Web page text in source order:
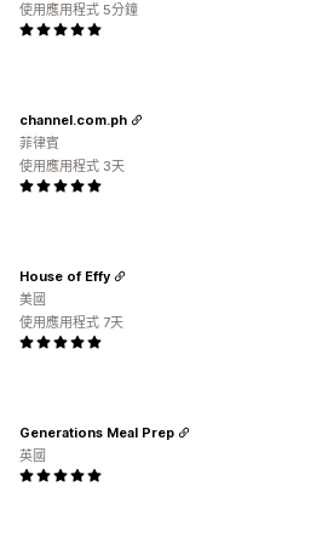
使用應用程式 5分鐘
channel.com.ph
菲律賓
使用應用程式 3天
House of Effy
美國
使用應用程式 7天
Generations Meal Prep
英國